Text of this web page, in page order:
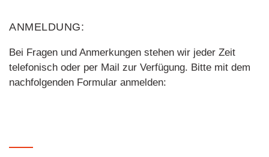
ANMELDUNG:
Bei Fragen und Anmerkungen stehen wir jeder Zeit
telefonisch oder per Mail zur Verfügung. Bitte mit dem
nachfolgenden Formular anmelden: